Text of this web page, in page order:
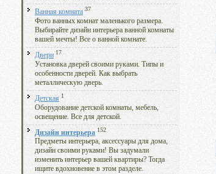
Ванная комната 37
Фото ванных комнат маленького размера.
Выбирайте дизайн интерьера ванной комнаты
вашей мечты! Все о ванной комнате.
Двери 17
Установка дверей своими руками. Типы и
особенности дверей. Как выбрать
металлическую дверь.
Детская 1
Оборудование детской комнаты, мебель,
освещение. Все для детской.
Дизайн интерьера 152
Предметы интерьера, аксессуары для дома,
дизайн своими руками! Вы задумали
изменить интерьер вашей квартиры? Тогда
ищите вдохновение в этом разделе.